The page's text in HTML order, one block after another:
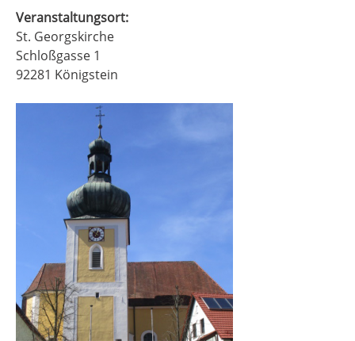
Veranstaltungsort:
St. Georgskirche
Schloßgasse 1
92281 Königstein